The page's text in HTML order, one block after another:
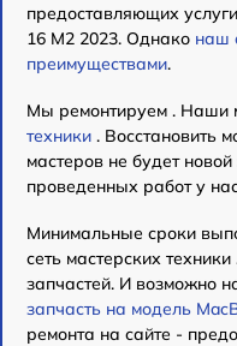
предоставляющих
16 M2 2023. Однако наш
преимуществами.
Мы ремонтируем . Наши
техники . Восстановить
мастеров не будет
проведенных работ у
Минимальные сроки
сеть мастерских
запчастей. И возможно
запчасть на модель
ремонта на сайте -